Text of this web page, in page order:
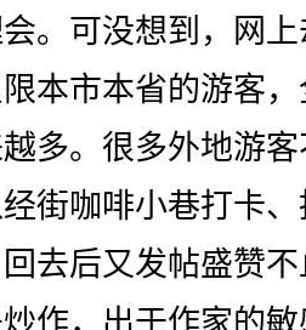
。可没想到，网
本市本省的游客
多。很多外地游
街咖啡小巷打卡
去后又发帖盛赞
作，出于作家的